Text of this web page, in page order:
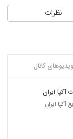
نظرات
ویدیوهای کانال
آکپا ایران
آکپا ایران